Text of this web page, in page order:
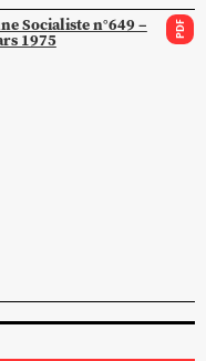
Socialiste n°649 –
1975 PDF